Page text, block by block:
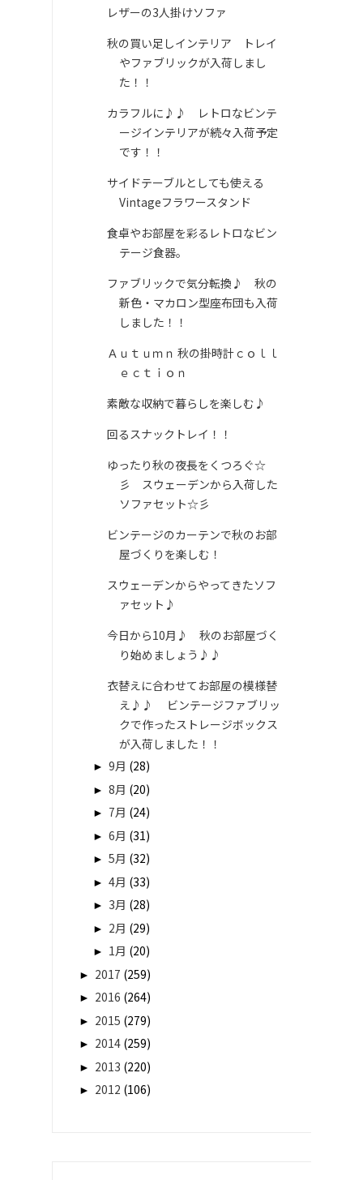
レザーの3人掛けソファ
秋の買い足しインテリア トレイ
やファブリックが入荷しまし
た！！
カラフルに♪♪ レトロなビンテ
ージインテリアが続々入荷予定
です！！
サイドテーブルとしても使える
Vintageフラワースタンド
食卓やお部屋を彩るレトロなビン
テージ食器。
ファブリックで気分転換♪ 秋の
新色・マカロン型座布団も入荷
しました！！
Ａｕｔｕｍｎ 秋の掛時計ｃｏｌｌ
ｅｃｔｉｏｎ
素敵な収納で暮らしを楽しむ♪
回るスナックトレイ！！
ゆったり秋の夜長をくつろぐ☆
彡 スウェーデンから入荷した
ソファセット☆彡
ビンテージのカーテンで秋のお部
屋づくりを楽しむ！
スウェーデンからやってきたソフ
ァセット♪
今日から10月♪ 秋のお部屋づく
り始めましょう♪♪
衣替えに合わせてお部屋の模様替
え♪♪ ビンテージファブリッ
クで作ったストレージボックス
が入荷しました！！
► 9月 (28)
► 8月 (20)
► 7月 (24)
► 6月 (31)
► 5月 (32)
► 4月 (33)
► 3月 (28)
► 2月 (29)
► 1月 (20)
► 2017 (259)
► 2016 (264)
► 2015 (279)
► 2014 (259)
► 2013 (220)
► 2012 (106)